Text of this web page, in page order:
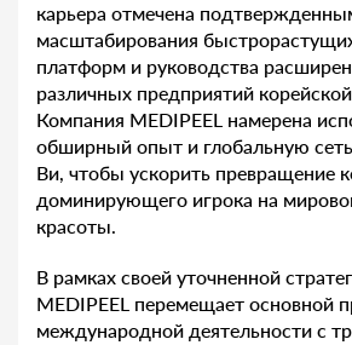
карьера отмечена
масштабирования
платформ и руководства
различных предприятий
Компания MEDIPEEL намерена
обширный опыт и глобальную сеть
Ви, чтобы ускорить превращение
доминирующего игрока на
красоты.
В рамках своей уточненной
MEDIPEEL перемещает основной
международной деятельности с